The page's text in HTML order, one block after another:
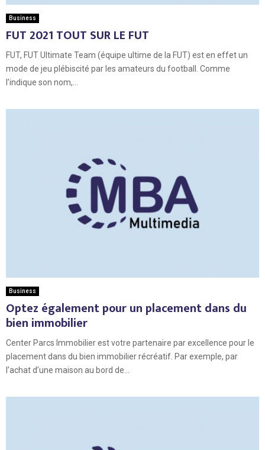
Business
FUT 2021 TOUT SUR LE FUT
FUT, FUT Ultimate Team (équipe ultime de la FUT) est en effet un
mode de jeu plébiscité par les amateurs du football. Comme
l’indique son nom,...
Business
Optez également pour un placement dans du
bien immobilier
Center Parcs Immobilier est votre partenaire par excellence pour le
placement dans du bien immobilier récréatif. Par exemple, par
l’achat d’une maison au bord de...